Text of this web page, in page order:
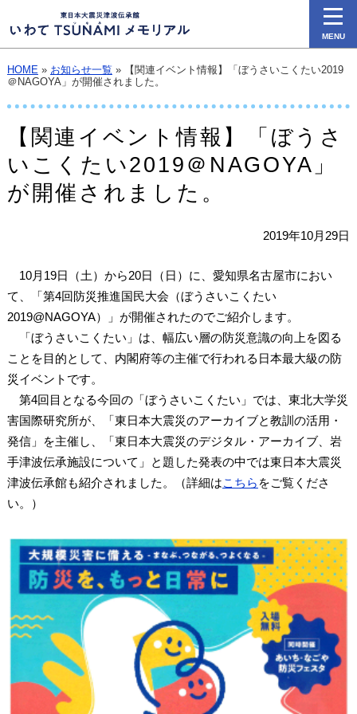
HOME» お知らせ一覧 » 【関連イベント情報】「ぼうさいこくたい2019
＠NAGOYA」が開催されました。
【関連イベント情報】「ぼうさ
いこくたい2019＠NAGOYA」
が開催されました。
2019年10月29日
10月19日（土）から20日（日）に、愛知県名古屋市におい
て、「第4回防災推進国民大会（ぼうさいこくたい
2019@NAGOYA）」が開催されたのでご紹介します。
「ぼうさいこくたい」は、幅広い層の防災意識の向上を図る
ことを目的として、内閣府等の主催で行われる日本最大級の防
災イベントです。
第4回目となる今回の「ぼうさいこくたい」では、東北大学災
害国際研究所が、「東日本大震災のアーカイブと教訓の活用・
発信」を主催し、「東日本大震災のデジタル・アーカイブ、岩
手津波伝承施設について」と題した発表の中では東日本大震災
津波伝承館も紹介されました。（詳細はこちら をご覧くださ
い。）
MENU